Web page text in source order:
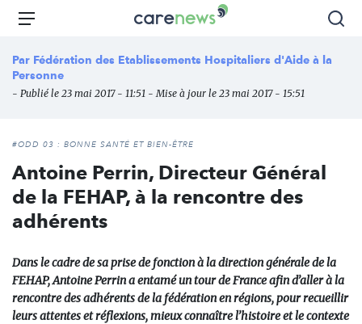
Aller
principal
Carenews,
média
acteurs
Menu
Par Fédération des Etablissements Hospitaliers d'Aide à la
Personne
- Publié le 23 mai 2017 - 11:51 - Mise à jour le 23 mai 2017 - 15:51
#ODD 03 : BONNE SANTÉ ET BIEN-ÊTRE
Antoine Perrin, Directeur Général
de la FEHAP, à la rencontre des
adhérents
Dans le cadre de sa prise de fonction à la direction générale de la
FEHAP, Antoine Perrin a entamé un tour de France afin d’aller à la
rencontre des adhérents de la fédération en régions, pour recueillir
leurs attentes et réflexions, mieux connaître l’histoire et le contexte